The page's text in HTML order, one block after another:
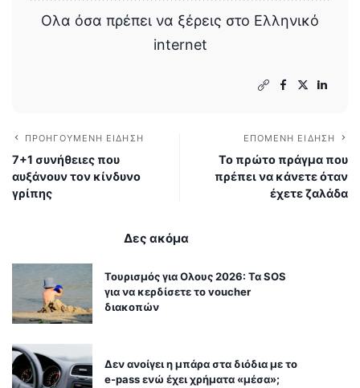
Ολα όσα πρέπει να ξέρεις στο Ελληνικό
internet
ΠΡΟΗΓΟΎΜΕΝΗ ΕΊΔΗΣΗ
7+1 συνήθειες που
αυξάνουν τον κίνδυνο
γρίπης
ΕΠΌΜΕΝΗ ΕΊΔΗΣΗ
Το πρώτο πράγμα που
πρέπει να κάνετε όταν
έχετε ζαλάδα
Δες ακόμα
Τουρισμός για Ολους 2026: Τα SOS
για να κερδίσετε το voucher
διακοπών
Δεν ανοίγει η μπάρα στα διόδια με το
e-pass ενώ έχει χρήματα «μέσα»;